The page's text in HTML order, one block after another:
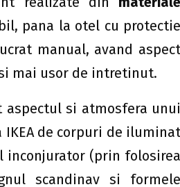
pana la otel cu protectie
manual, avand aspect
mai usor de intretinut.
aspectul si atmosfera unui
de corpuri de iluminat
inconjurator (prin folosirea
scandinav si formele